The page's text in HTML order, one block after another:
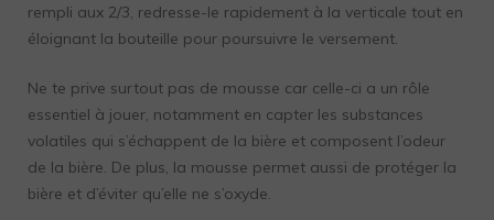
rempli aux 2/3, redresse-le rapidement à la verticale tout en
éloignant la bouteille pour poursuivre le versement.
Ne te prive surtout pas de mousse car celle-ci a un rôle
essentiel à jouer, notamment en capter les substances
volatiles qui s’échappent de la bière et composent l’odeur
de la bière. De plus, la mousse permet aussi de protéger la
bière et d’éviter qu’elle ne s’oxyde.